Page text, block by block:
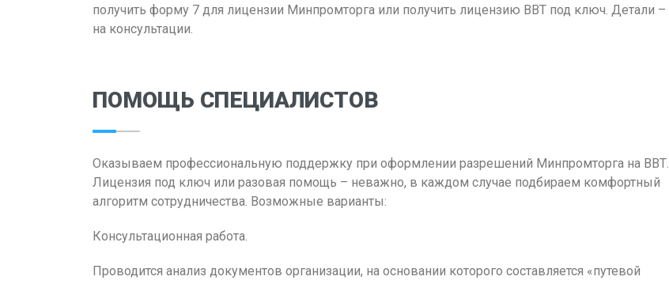
получить форму 7 для лицензии Минпромторга или получить лицензию ВВТ под ключ. Детали –
на консультации.
ПОМОЩЬ СПЕЦИАЛИСТОВ
Оказываем профессиональную поддержку при оформлении разрешений Минпромторга на ВВТ.
Лицензия под ключ или разовая помощь – неважно, в каждом случае подбираем комфортный
алгоритм сотрудничества. Возможные варианты:
Консультационная работа.
Проводится анализ документов организации, на основании которого составляется «путевой